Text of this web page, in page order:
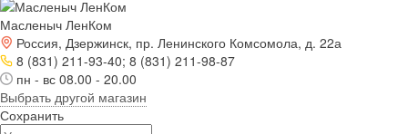
Масленыч ЛенКом
Россия, Дзержинск, пр. Ленинского Комсомола, д. 22а
8 (831) 211-93-40; 8 (831) 211-98-87
пн - вс 08.00 - 20.00
Выбрать другой магазин
Сохранить